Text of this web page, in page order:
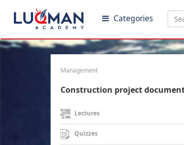
Categories
Management
Construction project
Lectures
Quizzes